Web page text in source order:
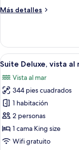
jardín
Más detalles
Más
junior,
vista
al
Abrir
todas
las
fotos
de
Suite
Deluxe,
vista
8
Suite Deluxe, vista al
Vista al mar
344 pies cuadrados
1 habitación
2 personas
1 cama King size
Wifi gratuito